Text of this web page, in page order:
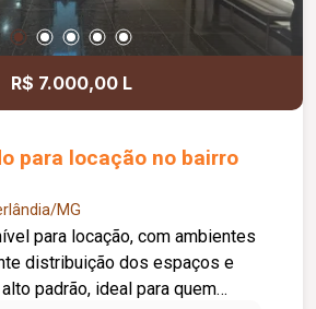
R$ 7.000,00 L
para locação no bairro
MG
para locação, com ambientes
distribuição dos espaços e
padrão, ideal para quem